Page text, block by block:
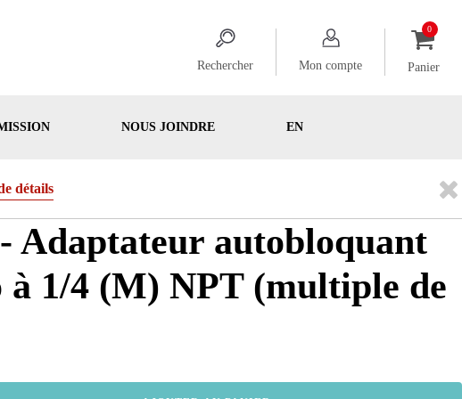
Rechercher Mon compte Panier
NOUS JOINDRE EN
détails
Adaptateur autobloquant
à 1/4 (M) NPT (multiple de